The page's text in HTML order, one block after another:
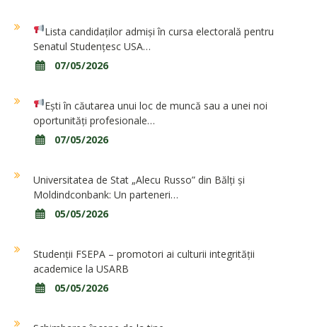
Lista candidaților admiși în cursa electorală pentru
Senatul Studențesc USA…
07/05/2026
Ești în căutarea unui loc de muncă sau a unei noi
oportunități profesionale…
07/05/2026
Universitatea de Stat „Alecu Russo” din Bălți și
Moldindconbank: Un parteneri…
05/05/2026
Studenții FSEPA – promotori ai culturii integrității
academice la USARB
05/05/2026